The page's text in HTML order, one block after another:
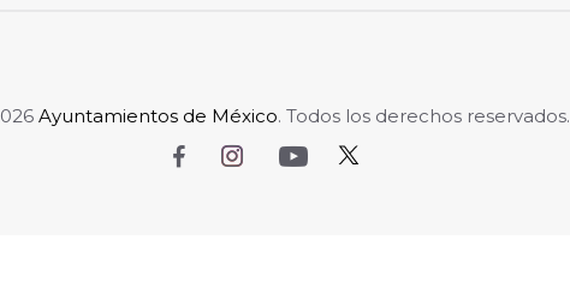
Ayuntamientos de México. Todos los derechos reservados.